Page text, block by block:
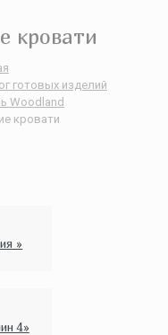
кровати
готовых изделий
Woodland
кровати
»
4»